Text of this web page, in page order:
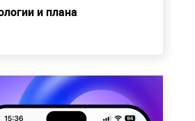
и плана